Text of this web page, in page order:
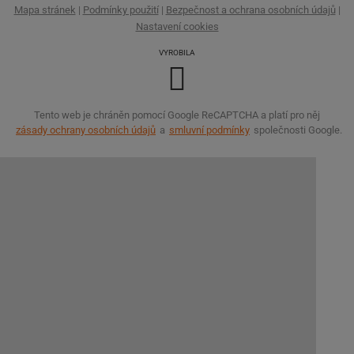
Mapa stránek | Podmínky použití | Bezpečnost a ochrana osobních údajů |
Nastavení cookies
VYROBILA
Tento web je chráněn pomocí Google ReCAPTCHA a platí pro něj
zásady ochrany osobních údajů a smluvní podmínky společnosti Google.